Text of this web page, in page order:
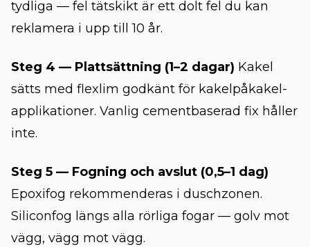
tydliga — fel tätskikt är ett dolt fel du kan
reklamera i upp till 10 år.
Steg 4 — Plattsättning (1–2 dagar) Kakel
sätts med flexlim godkänt för kakelpåkakel-
applikationer. Vanlig cementbaserad fix håller
inte.
Steg 5 — Fogning och avslut (0,5–1 dag)
Epoxifog rekommenderas i duschzonen.
Siliconfog längs alla rörliga fogar — golv mot
vägg, vägg mot vägg.